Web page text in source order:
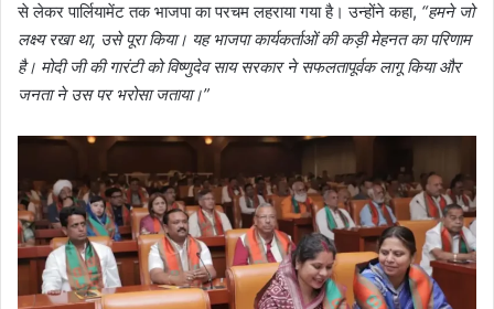
से लेकर पार्लियामेंट तक भाजपा का परचम लहराया गया है। उन्होंने कहा, “हमने जो
लक्ष्य रखा था, उसे पूरा किया। यह भाजपा कार्यकर्ताओं की कड़ी मेहनत का परिणाम
है। मोदी जी की गारंटी को विष्णुदेव साय सरकार ने सफलतापूर्वक लागू किया और
जनता ने उस पर भरोसा जताया।”